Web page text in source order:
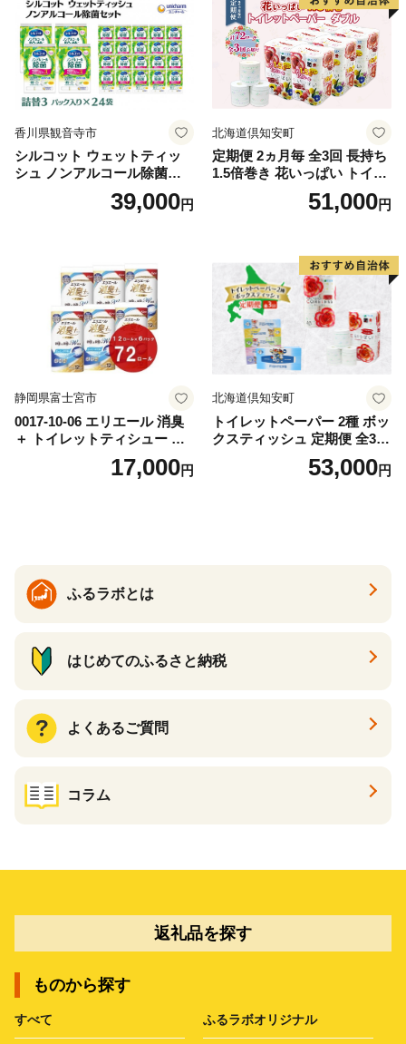
香川県観音寺市
シルコット ウェットティッ
シュ ノンアルコール除菌詰
替（43枚×3P）×24袋 日用品
おもちゃ 拭き取り 手拭き 外
39,000円
北海道倶知安町
定期便 2ヵ月毎 全3回 長持ち
1.5倍巻き 花いっぱい トイレ
ットペーパー ダブル 45ｍ 計
72ロール 全18種 花柄 プリン
ー 消耗品 備蓄 送料無料 北海
道 倶知安町 日用品
51,000円
静岡県富士宮市
0017-10-06 エリエール 消臭
＋ トイレットティシュー し
っかり香るフレッシュクリア
の香り ダブル 12ロール×6パ
17,000円
北海道倶知安町
トイレットペーパー 2種 ボッ
クスティッシュ 定期便 全3
回 日本製 まとめ買い 防災
常備品 日用雑貨 消耗品 生活
53,000円
ふるラボとは
はじめてのふるさと納税
よくあるご質問
コラム
返礼品を探す
ものから探す
すべて ふるラボオリジナル